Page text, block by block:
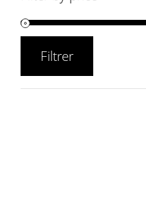
Filtrer